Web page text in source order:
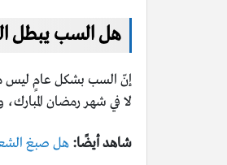
هل السب يبطل
إنّ السب بشكل عامٍ ليس
لا في شهر رمضان
شاهد أيضًا: هل صبغ